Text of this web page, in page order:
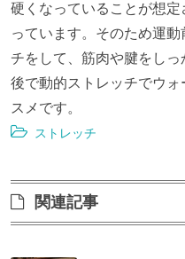
硬くなっていることが想
っています。そのため運
チをして、筋肉や腱をし
後で動的ストレッチでウ
スメです。
ストレッチ
関連記事